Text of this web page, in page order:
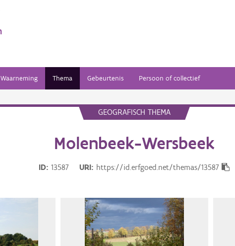
Waarneming Thema Gebeurtenis Persoon of collectief
GEOGRAFISCH THEMA
Molenbeek-Wersbeek
ID 13587 URI https://id.erfgoed.net/themas/13587